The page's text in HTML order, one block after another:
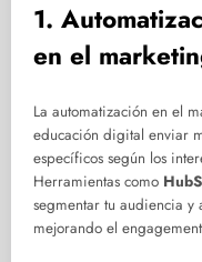
1.
en el
La automatización en el
educación digital enviar
específicos según los
Herramientas como
segmentar tu audiencia y
mejorando el